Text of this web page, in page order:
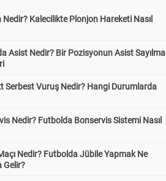
Nedir? Kalecilikte Plonjon Hareketi Nasıl
Asist Nedir? Bir Pozisyonun Asist Sayılma
Serbest Vuruş Nedir? Hangi Durumlarda
Nedir? Futbolda Bonservis Sistemi Nasıl
Nedir? Futbolda Jübile Yapmak Ne
Gelir?